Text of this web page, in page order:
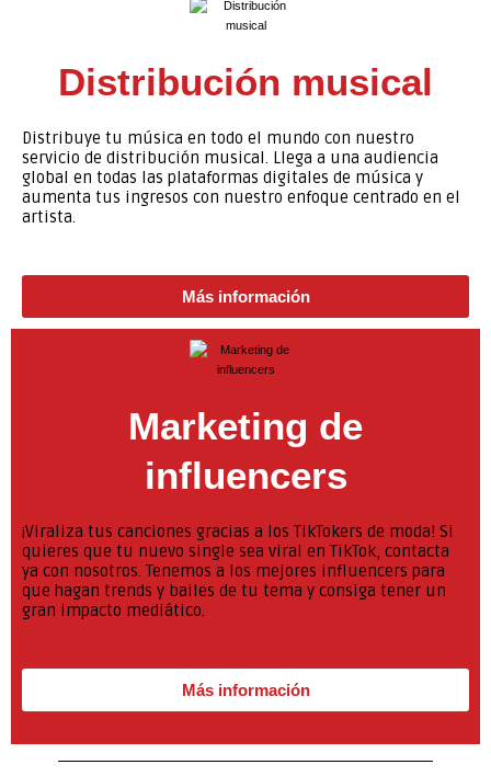
Distribución musical
Distribuye tu música en todo el mundo con nuestro
servicio de distribución musical. Llega a una audiencia
global en todas las plataformas digitales de música y
aumenta tus ingresos con nuestro enfoque centrado en el
artista.
Más información
Marketing de
influencers
¡Viraliza tus canciones gracias a los TikTokers de moda! Si
quieres que tu nuevo single sea viral en TikTok, contacta
ya con nosotros. Tenemos a los mejores influencers para
que hagan trends y bailes de tu tema y consiga tener un
gran impacto mediático.
Más información